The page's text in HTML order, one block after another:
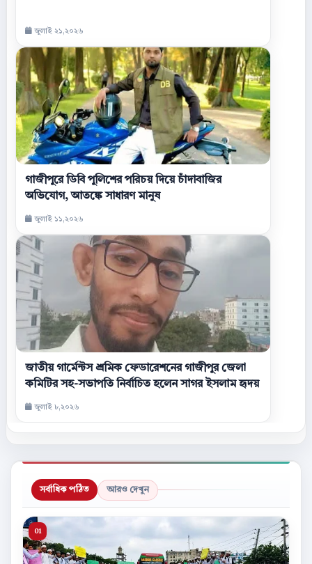
জুলাই ২১,২০২৬
গাজীপুরে ডিবি পুলিশের পরিচয় দিয়ে চাঁদাবাজির
অভিযোগ, আতঙ্কে সাধারণ মানুষ
জুলাই ১১,২০২৬
জাতীয় গার্মেন্টস শ্রমিক ফেডারেশনের গাজীপুর জেলা
কমিটির সহ-সভাপতি নির্বাচিত হলেন সাগর ইসলাম হৃদয়
জুলাই ৮,২০২৬
সর্বাধিক পঠিত আরও দেখুন